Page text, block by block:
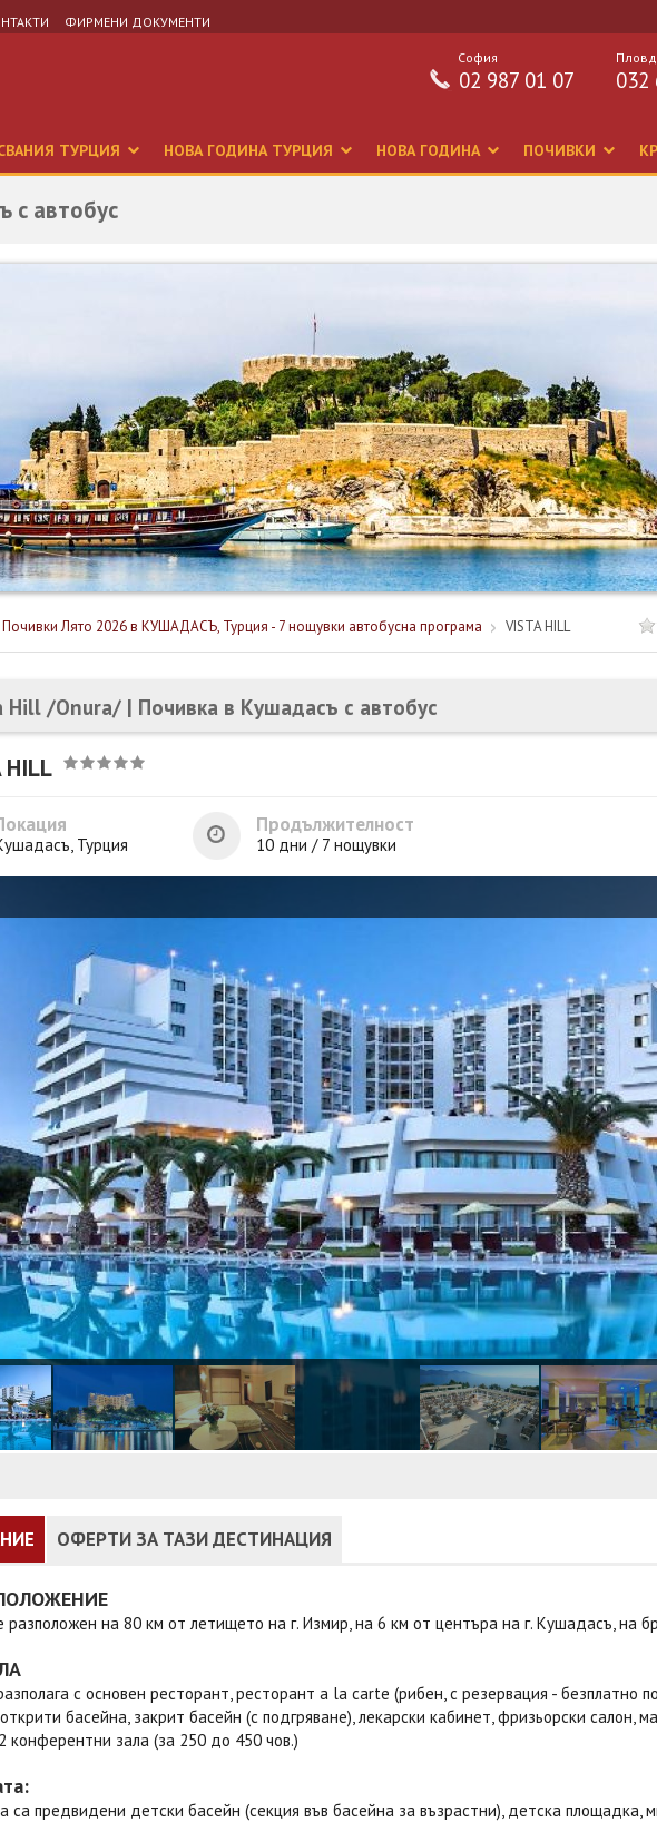
ФИРМЕНИ ДОКУМЕНТИ
032
София
02 987 01 07
ТУРЦИЯ НОВА ГОДИНА ТУРЦИЯ НОВА ГОДИНА ПОЧИВКИ
с автобус
Почивки Лято 2026 в КУШАДАСЪ, Турция - 7 нощувки автобусна програма VISTA HILL
Hill /Onura/ | Почивка в Кушадасъ с автобус
HILL
Турция
Продължителност
10 дни / 7 нощувки
ОФЕРТИ ЗА ТАЗИ ДЕСТИНАЦИЯ
разположен на 80 км от летището на г. Измир, на 6 км от центъра на г. Кушадасъ, на
с основен ресторант, ресторант a la carte (рибен, с резервация - безплатно
басейна, закрит басейн (с подгряване), лекарски кабинет, фризьорски салон,
конферентни зала (за 250 до 450 чов.)
са предвидени детски басейн (секция във басейна за възрастни), детска площадка,